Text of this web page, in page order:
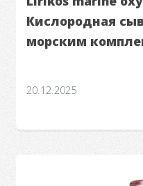
Кислородная
морским
20.12.2025